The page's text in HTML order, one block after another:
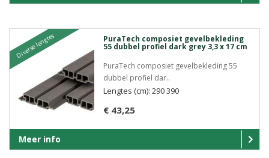
Diverse lengtes PuraTech composiet gevelbekleding
55 dubbel profiel dark grey 3,3 x 17 cm
PuraTech composiet gevelbekleding 55
dubbel profiel dar..
€ 43,25
Lengtes (cm): 290 390
Meer info